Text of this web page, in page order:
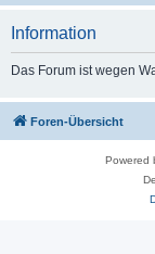
Information
Das Forum ist wegen
Foren-Übersicht
Powered